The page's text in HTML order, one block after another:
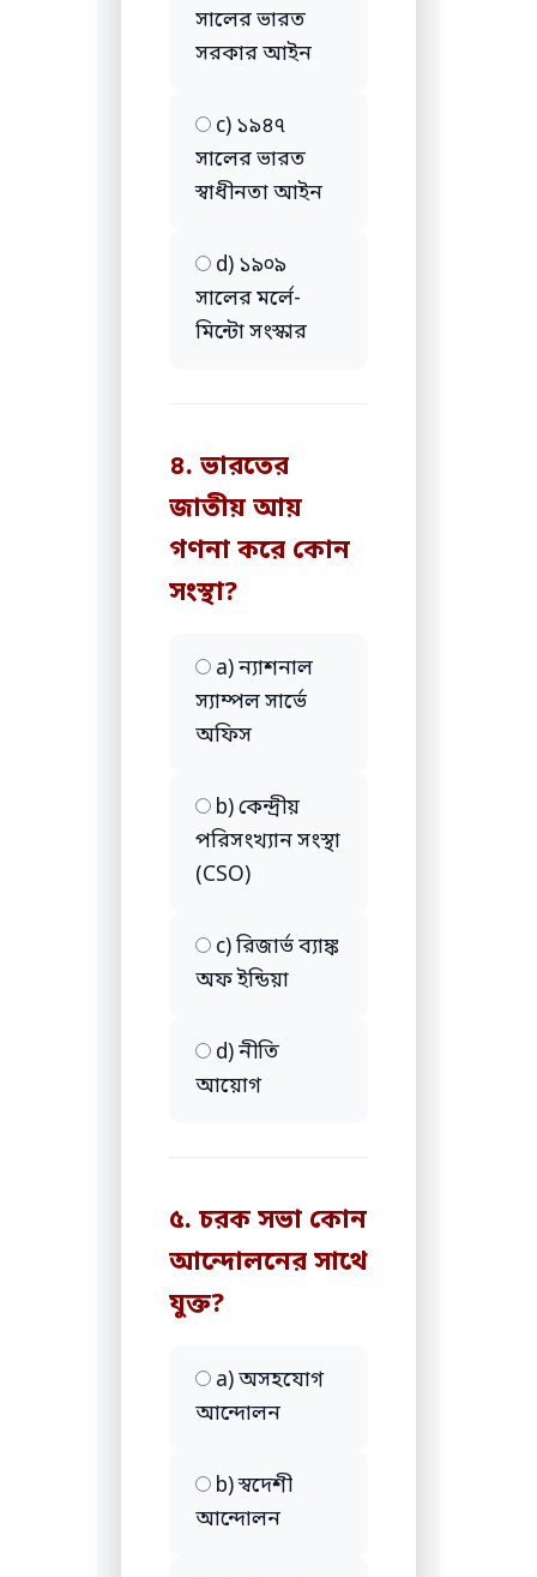
সালের ভারত
সরকার আইন
c) ১৯৪৭
সালের ভারত
স্বাধীনতা আইন
d) ১৯০৯
সালের মর্লে-
মিন্টো সংস্কার
৪. ভারতের
জাতীয় আয়
গণনা করে কোন
সংস্থা?
a) ন্যাশনাল
স্যাম্পল সার্ভে
অফিস
b) কেন্দ্রীয়
পরিসংখ্যান সংস্থা
(CSO)
c) রিজার্ভ ব্যাঙ্ক
অফ ইন্ডিয়া
d) নীতি
আয়োগ
৫. চরক সভা কোন
আন্দোলনের সাথে
যুক্ত?
a) অসহযোগ
আন্দোলন
b) স্বদেশী
আন্দোলন